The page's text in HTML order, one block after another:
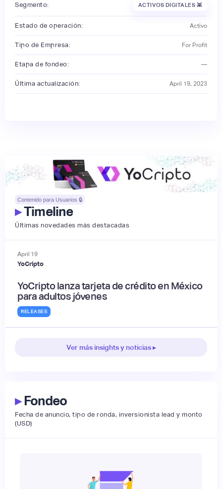
Segmento: ACTIVOS DIGITALES 👾
Estado de operación: Activo
Tipo de Empresa: For Profit
Etapa de fondeo: —
Última actualización: April 19, 2023
Contenido para Usuarios 🔒
▸Timeline
Últimas novedades más destacadas
April 19
YoCripto
YoCripto lanza tarjeta de crédito en México
para adultos jóvenes
RELEASES
Ver más insights y noticias ▸
▸Fondeo
Fecha de anuncio, tipo de ronda, inversionista lead y monto
(USD)